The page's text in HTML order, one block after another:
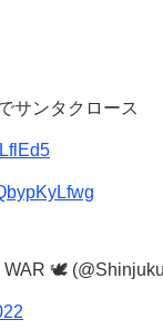
サンタクロース
🕊